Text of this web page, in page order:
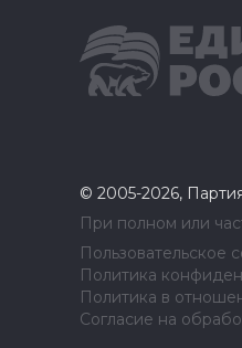
© 2005-2026,
При полном или
Пользовательское
Политика
Политика в
Согласие на